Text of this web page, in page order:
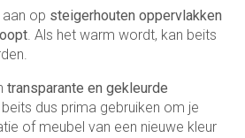
op steigerhouten oppervlakken
. Als het warm wordt, kan beits
transparante en gekleurde
beits dus prima gebruiken om je
of meubel van een nieuwe kleur